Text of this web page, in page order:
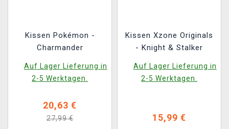
Kissen Pokémon -
Charmander
Auf Lager Lieferung in
2-5 Werktagen.
20,63 €
27,99 €
Kissen Xzone Originals
- Knight & Stalker
Auf Lager Lieferung in
2-5 Werktagen.
15,99 €